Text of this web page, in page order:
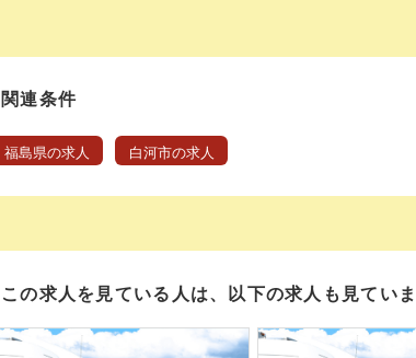
関連条件
福島県の求人 白河市の求人
この求人を見ている人は、以下の求人も見てい